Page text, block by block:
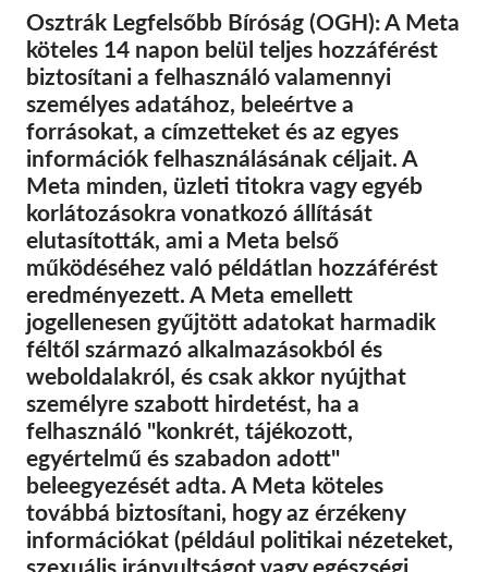
Tax deductability
Tagi Belépés
Rólunk
Csapat
Éves Jelentések
GYK
Munkalehetőségek
Collective Redress
SecureDrop
Média
Kapcsolat
GDPRhub
Osztrák Legfelsőbb Bíróság (OGH): A Meta
köteles 14 napon belül teljes hozzáférést
biztosítani a felhasználó valamennyi
személyes adatához, beleértve a
forrásokat, a címzetteket és az egyes
információk felhasználásának céljait. A
Meta minden, üzleti titokra vagy egyéb
korlátozásokra vonatkozó állítását
elutasították, ami a Meta belső
működéséhez való példátlan hozzáférést
eredményezett. A Meta emellett
jogellenesen gyűjtött adatokat harmadik
féltől származó alkalmazásokból és
weboldalakról, és csak akkor nyújthat
személyre szabott hirdetést, ha a
felhasználó "konkrét, tájékozott,
egyértelmű és szabadon adott"
beleegyezését adta. A Meta köteles
továbbá biztosítani, hogy az érzékeny
információkat (például politikai nézeteket,
szexuális irányultságot vagy egészségi